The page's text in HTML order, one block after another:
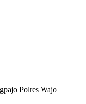
Polres Wajo